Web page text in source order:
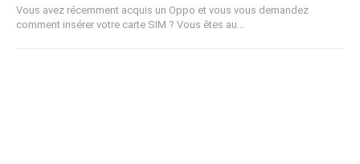
Vous avez récemment acquis un Oppo et vous vous demandez
comment insérer votre carte SIM ? Vous êtes au...